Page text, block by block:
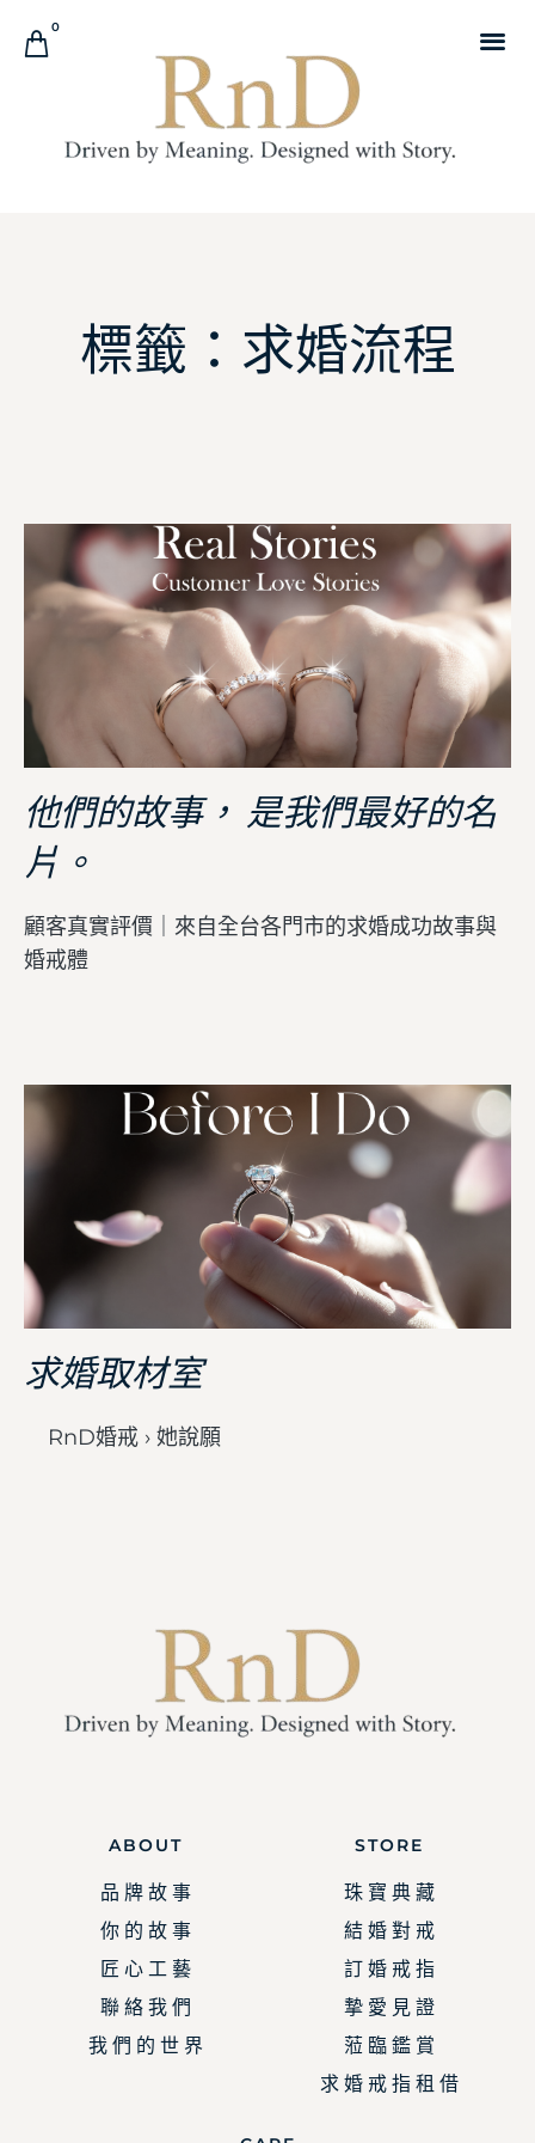
0
標籤：求婚流程
他們的故事， 是我們最好的名
片。
顧客真實評價｜來自全台各門市的求婚成功故事與
婚戒體
求婚取材室
RnD婚戒 › 她說願
ABOUT
品 牌 故 事
你 的 故 事
匠 心 工 藝
聯 絡 我 們
我 們 的 世 界
STORE
珠 寶 典 藏
結 婚 對 戒
訂 婚 戒 指
摯 愛 見 證
蒞 臨 鑑 賞
求 婚 戒 指 租 借